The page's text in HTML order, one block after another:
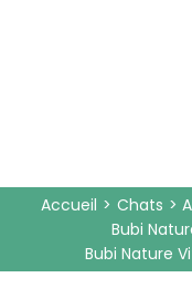
Accueil Chats
Bubi
Bubi Nature